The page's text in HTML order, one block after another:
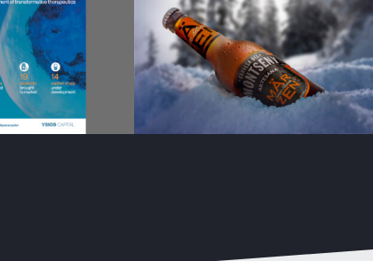
Anunci
YsiosCapital.com
Campanya per
Cervesa
Montseny